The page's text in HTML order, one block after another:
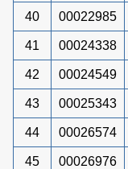
40 00022985
41 00024338
42 00024549
43 00025343
44 00026574
45 00026976